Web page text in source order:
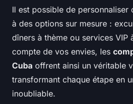
Il est possible de personnaliser
à des options sur mesure :
dîners à thème ou services VIP
compte de vos envies, les
Cuba offrent ainsi un véritable
transformant chaque étape en
inoubliable.